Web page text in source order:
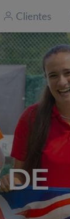
Clientes
DE